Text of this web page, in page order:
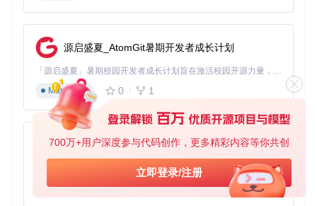
700万+用户深度参与代码创作，更多精彩内容等你共创
立即登录/注册
源启盛夏_AtomGit暑期开发者成长计划
「源启盛夏」暑期校园开发者成长计划旨在激活校园开源力量，通过积分激励、认证扶持、资源倾斜等形式，引导高校组织和开发者完成「入驻 — 建项目 — 做贡献 — 获认证 — 得资源」的完整闭环。无论你是想带领社团入驻平台的组织者，还是希望用代码贡献证明自己的开发者，都能在这里找到属于你的成长路径。
Markdown
0 1
AionUi
免费、本地、开源的 24/7 全天候 Cowork 应用，以及适用于 Gemini CLI、Claude Code、Codex、OpenCode、Qwen Code、Goose CLI、Auggie 等的 OpenClaw | 🌟 喜欢就点star吧
TypeScript
0 6